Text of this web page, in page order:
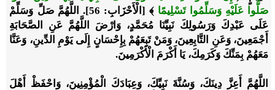
صَلُّوا عَلَيْهِ وَسَلِّمُوا تَسْلِيمًا ﴾ [الْأَحْزَابِ: 56]
. اللَّهُمَّ صَلِّ وَسَلِّمْ
عَلَى عَبْدِكَ وَرَسُولِكَ نَبِيِّنَا مُحَمَّدٍ، وَارْضَ اللَّهُمَّ عَنِ الصَّحَابَةِ
أَجْمَعِينَ، وَعَنِ التَّابِعِينَ، وَمَنْ تَبِعَهُمْ بِإِحْسَانٍ إِلَى يَوْمِ الدِّينِ، وَعَنَّا
مَعَهُمْ بِمَنِّكَ وَكَرَمِكَ، يَا أَكْرَمَ الْأَكْرَمِينَ.
اللَّهُمَّ أَعِزَّ دِينَكَ، وَسُنَّةَ نَبِيِّكَ، وَعِبَادَكَ الْمُؤْمِنِينَ، وَاحْفَظْ أَهْلَ